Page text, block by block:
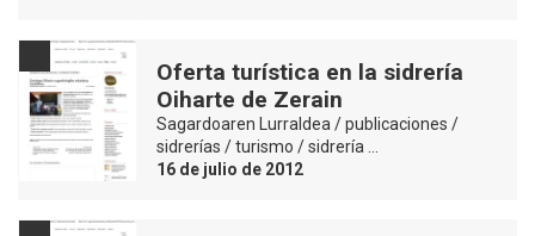
Oferta turística en la sidrería
Oiharte de Zerain
Sagardoaren Lurraldea / publicaciones /
sidrerías / turismo / sidrería …
16 de julio de 2012